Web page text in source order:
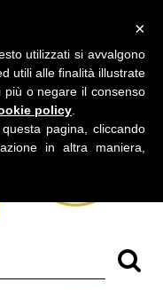
×
utilizzati si avvalgono
utili alle finalità illustrate
più o negare il consenso
policy
pagina, cliccando
in altra maniera,